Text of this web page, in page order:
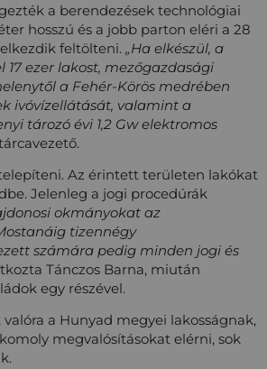
a berendezések technológiai
hosszú és a jobb parton eléri a 28
feltölteni. „Ha elkészül, a
ezer lakost, mezőgazdasági
a Fehér-Körös medrében
ivóvízellátását, valamint a
tározó évi 1,2 Gw elektromos
Az érintett területen lakókat
Jelenleg a jogi procedúrák
okmányokat az
tizennégy
számára pedig minden jogi és
Tánczos Barna, miután
egy részével.
a Hunyad megyei lakosságnak,
megvalósításokat elérni, sok